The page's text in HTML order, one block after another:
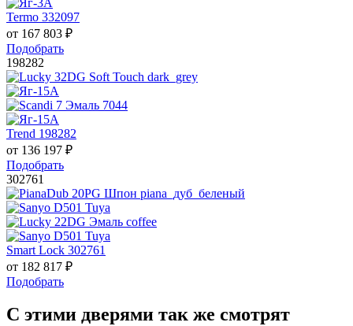
Termo 332097
от 167 803 ₽
Подобрать
198282
Trend 198282
от 136 197 ₽
Подобрать
302761
Smart Lock 302761
от 182 817 ₽
Подобрать
С этими дверями так же смотрят